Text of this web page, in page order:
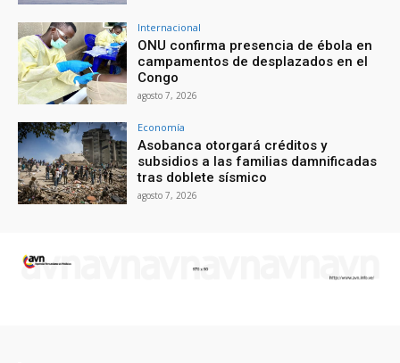
Internacional
ONU confirma presencia de ébola en
campamentos de desplazados en el
Congo
agosto 7, 2026
Economía
Asobanca otorgará créditos y
subsidios a las familias damnificadas
tras doblete sísmico
agosto 7, 2026